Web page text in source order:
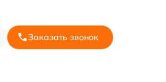
Заказать звонок